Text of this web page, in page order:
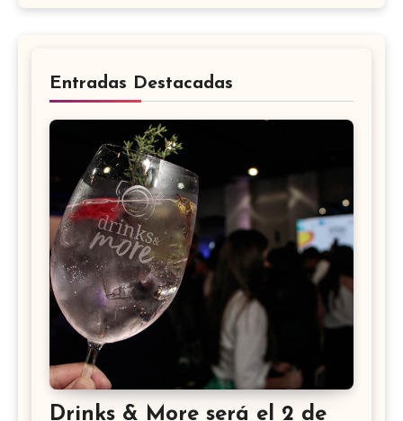
Entradas Destacadas
Drinks & More será el 2 de